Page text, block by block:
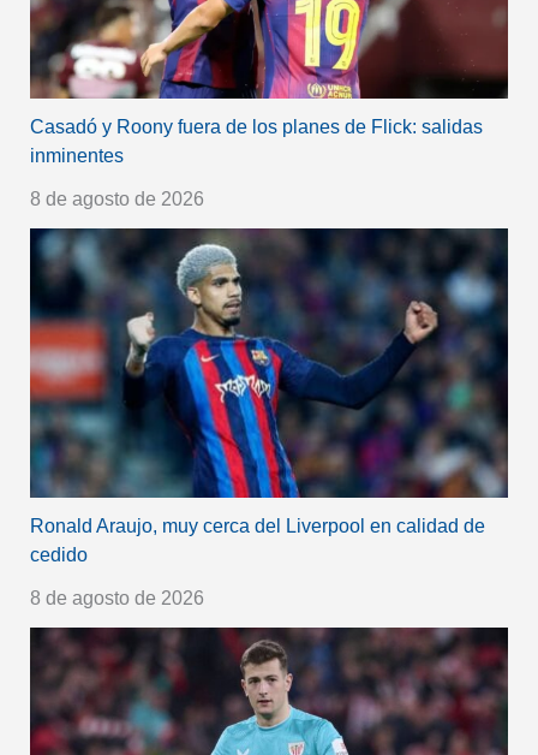
Casadó y Roony fuera de los planes de Flick: salidas
inminentes
8 de agosto de 2026
Ronald Araujo, muy cerca del Liverpool en calidad de
cedido
8 de agosto de 2026